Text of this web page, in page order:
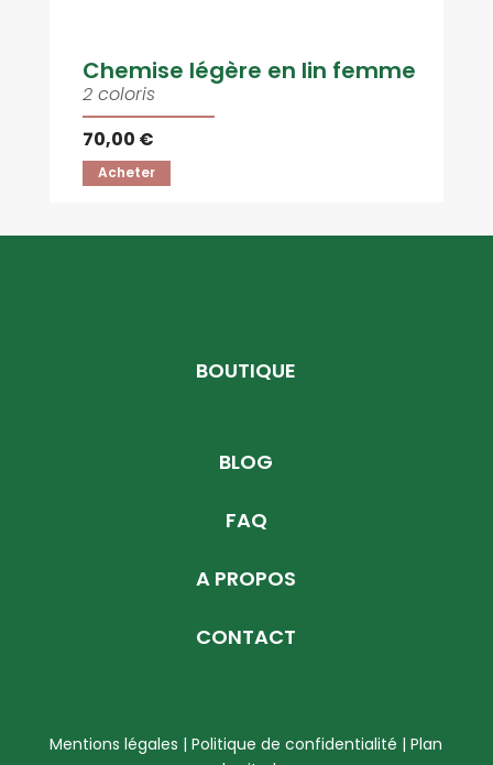
Chemise légère en lin femme
2 coloris
70,00 €
Acheter
BOUTIQUE
BLOG
FAQ
A PROPOS
CONTACT
Mentions légales | Politique de confidentialité |Plan